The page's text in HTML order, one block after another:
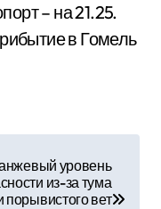
– на 21.25.
в Гомель
уровень
из-за тума
порывистого вет